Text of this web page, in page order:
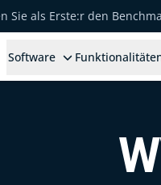
Sie als Erste:r den
Software